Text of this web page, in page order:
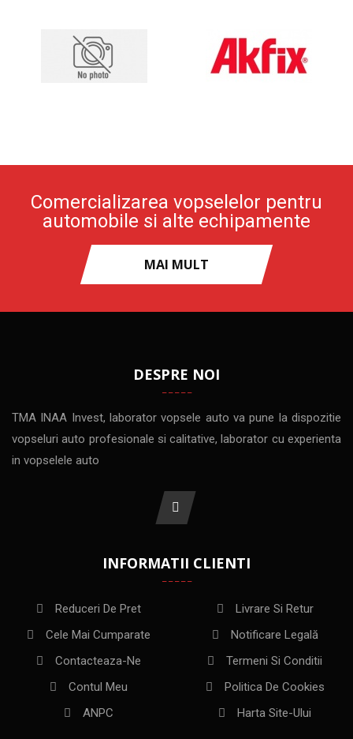
Comercializarea vopselelor pentru
automobile si alte echipamente
MAI MULT
DESPRE NOI
TMA INAA Invest, laborator vopsele auto va pune la dispozitie
vopseluri auto profesionale si calitative, laborator cu experienta
in vopselele auto
INFORMATII CLIENTI
Reduceri De Pret
Cele Mai Cumparate
Contacteaza-Ne
Contul Meu
ANPC
Livrare Si Retur
Notificare Legală
Termeni Si Conditii
Politica De Cookies
Harta Site-Ului